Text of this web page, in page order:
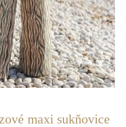
maxi sukňovice